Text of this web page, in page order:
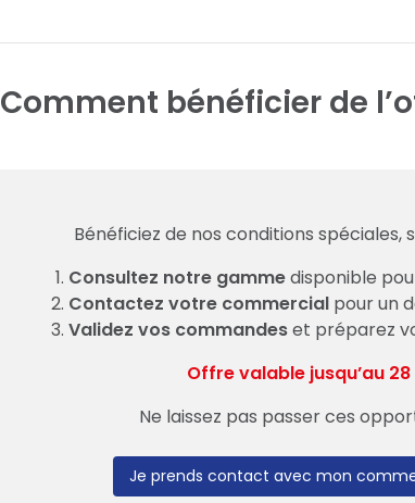
Comment bénéficier de
Bénéficiez de nos conditions
Consultez notre gammedisponible
Contactez votre commercial pour un
Validez vos commandeset préparez
Offre valable jusqu’au
Ne laissez pas passer ces
Je prends contact avec mon